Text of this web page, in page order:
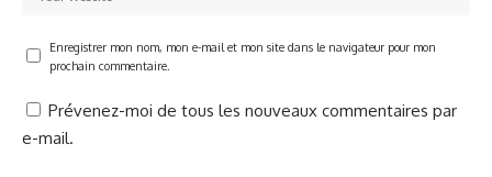
Enregistrer mon nom, mon e-mail et mon site dans le navigateur pour mon
prochain commentaire.
Prévenez-moi de tous les nouveaux commentaires par
e-mail.